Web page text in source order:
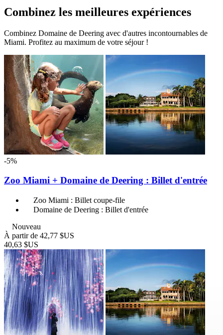
Combinez les meilleures expériences
Combinez Domaine de Deering avec d'autres incontournables de
Miami. Profitez au maximum de votre séjour !
-5%
Zoo Miami + Domaine de Deering : Billet d'entrée
Zoo Miami : Billet coupe-file
Domaine de Deering : Billet d'entrée
Nouveau
À partir de 42,77 $US
40,63 $US